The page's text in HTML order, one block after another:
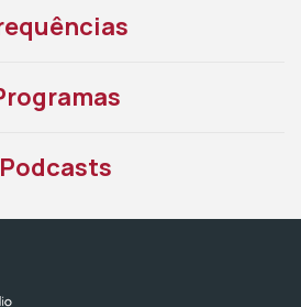
Podcasts